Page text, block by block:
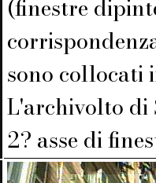
(finestre
sono collocati
L'archivolto di
2? asse di